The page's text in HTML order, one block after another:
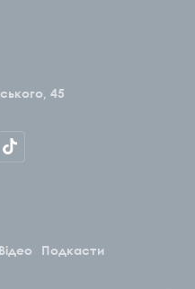
45
Відео
Подкасти